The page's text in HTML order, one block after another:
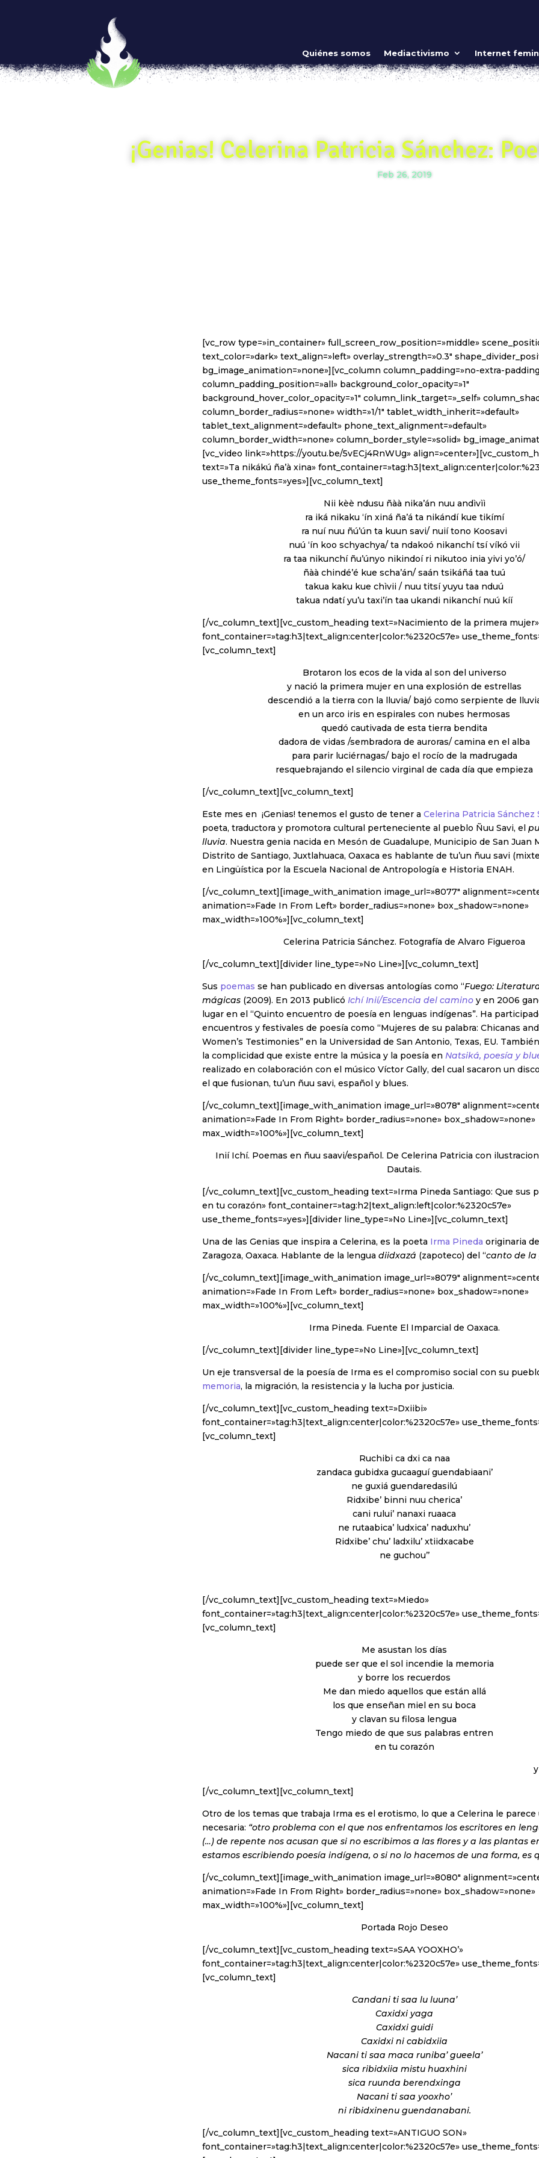
Quiénes somos Mediactivismo Internet
¡Genias! Celerina Patricia Sánchez:
Feb 26, 2019
[vc_row type=»in_container» full_screen_row_position=»middle»
text_color=»dark» text_align=»left» overlay_strength=»0.3″
bg_image_animation=»none»][vc_column column_padding=»no-extra-
column_padding_position=»all» background_color_opacity=»1″
background_hover_color_opacity=»1″ column_link_target=»_self»
column_border_radius=»none» width=»1/1″ tablet_width_inherit=»default»
tablet_text_alignment=»default» phone_text_alignment=»default»
column_border_width=»none» column_border_style=»solid»
[vc_video link=»https://youtu.be/5vECj4RnWUg»
text=»Ta nikákú ña’à xina»
use_theme_fonts=»yes»][vc_column_text]
Nii kèè ndusu ñàà nika’án nuu andìvìì
ra iká nikaku ‘ín xiná ña’á ta nikándí kue tikímí
ra nuí nuu ñú’ún ta kuun savi/ nuií tono Koosavi
nuú ‘ín koo schyachya/ ta ndakoó nikanchí tsí víkó vii
ra taa nikunchí ñu’únyo nikindoí ri nikutoo inia yivi yo’ó/
ñàà chindé’é kue scha’án/ saán tsikáñá taa tuú
takua kaku kue chìvii / nuu titsí yuyu taa nduú
takua ndatí yu’u taxi’ín taa ukandi nikanchí nuú kíí
[/vc_column_text][vc_custom_heading text=»Nacimiento de la primera mujer»
font_container=»tag:h3|text_align:center|color:%2320c57e»
[vc_column_text]
Brotaron los ecos de la vida al son del universo
y nació la primera mujer en una explosión de estrellas
descendió a la tierra con la lluvia/ bajó como serpiente de
en un arco iris en espirales con nubes hermosas
quedó cautivada de esta tierra bendita
dadora de vidas /sembradora de auroras/ camina en el alba
para parir luciérnagas/ bajo el rocío de la madrugada
resquebrajando el silencio virginal de cada día que empieza
[/vc_column_text][vc_column_text]
Este mes en ¡Genias! tenemos el gusto de tener a Celerina Patricia Sánchez
poeta, traductora y promotora cultural perteneciente al pueblo Ñuu Savi, el
lluvia. Nuestra genia nacida en Mesón de Guadalupe, Municipio de San Juan
Distrito de Santiago, Juxtlahuaca, Oaxaca es hablante de tu’un ñuu savi
en Lingüística por la Escuela Nacional de Antropología e Historia ENAH.
[/vc_column_text][image_with_animation image_url=»8077″
animation=»Fade In From Left» border_radius=»none» box_shadow=»none»
max_width=»100%»][vc_column_text]
Celerina Patricia Sánchez. Fotografía de Alvaro Figueroa
[/vc_column_text][divider line_type=»No Line»][vc_column_text]
Sus poemas se han publicado en diversas antologías como “Fuego:
mágicas (2009). En 2013 publicó Ichí Inií/Escencia del camino y en 2006
lugar en el “Quinto encuentro de poesía en lenguas indígenas”. Ha
encuentros y festivales de poesía como “Mujeres de su palabra: Chicanas
Women’s Testimonies” en la Universidad de San Antonio, Texas, EU.
la complicidad que existe entre la música y la poesía en Natsiká, poesía y
realizado en colaboración con el músico Víctor Gally, del cual sacaron un
el que fusionan, tu’un ñuu savi, español y blues.
[/vc_column_text][image_with_animation image_url=»8078″
animation=»Fade In From Right» border_radius=»none» box_shadow=»none»
max_width=»100%»][vc_column_text]
Inií Ichí. Poemas en ñuu saavi/español. De Celerina Patricia con
Dautais.
[/vc_column_text][vc_custom_heading text=»Irma Pineda Santiago: Que sus
en tu corazón» font_container=»tag:h2|text_align:left|color:%2320c57e»
use_theme_fonts=»yes»][divider line_type=»No Line»][vc_column_text]
Una de las Genias que inspira a Celerina, es la poeta Irma Pineda originaria
Zaragoza, Oaxaca. Hablante de la lengua diidxazá (zapoteco) del “canto de la
[/vc_column_text][image_with_animation image_url=»8079″
animation=»Fade In From Left» border_radius=»none» box_shadow=»none»
max_width=»100%»][vc_column_text]
Irma Pineda. Fuente El Imparcial de Oaxaca.
[/vc_column_text][divider line_type=»No Line»][vc_column_text]
Un eje transversal de la poesía de Irma es el compromiso social con su
memoria, la migración, la resistencia y la lucha por justicia.
[/vc_column_text][vc_custom_heading text=»Dxiibi»
font_container=»tag:h3|text_align:center|color:%2320c57e»
[vc_column_text]
Ruchibi ca dxi ca naa
zandaca gubidxa gucaaguí guendabiaani’
ne guxiá guendaredasilú
Ridxibe’ binni nuu cherica’
cani rului’ nanaxi ruaaca
ne rutaabica’ ludxica’ naduxhu’
Ridxibe’ chu’ ladxilu’ xtiidxacabe
ne guchou’’
[/vc_column_text][vc_custom_heading text=»Miedo»
font_container=»tag:h3|text_align:center|color:%2320c57e»
[vc_column_text]
Me asustan los días
puede ser que el sol incendie la memoria
y borre los recuerdos
Me dan miedo aquellos que están allá
los que enseñan miel en su boca
y clavan su filosa lengua
Tengo miedo de que sus palabras entren
en tu corazón
[/vc_column_text][vc_column_text]
Otro de los temas que trabaja Irma es el erotismo, lo que a Celerina le parece
necesaria: “otro problema con el que nos enfrentamos los escritores en
(…) de repente nos acusan que si no escribimos a las flores y a las plantas
estamos escribiendo poesía indígena, o si no lo hacemos de una forma, es
[/vc_column_text][image_with_animation image_url=»8080″
animation=»Fade In From Right» border_radius=»none» box_shadow=»none»
max_width=»100%»][vc_column_text]
Portada Rojo Deseo
[/vc_column_text][vc_custom_heading text=»SAA YOOXHO’»
font_container=»tag:h3|text_align:center|color:%2320c57e»
[vc_column_text]
Candani ti saa lu luuna’
Caxidxi yaga
Caxidxi guidi
Caxidxi ni cabidxiia
Nacani ti saa maca runiba’ gueela’
sica ribidxiia mistu huaxhini
sica ruunda berendxinga
Nacani ti saa yooxho’
ni ribidxinenu guendanabani.
[/vc_column_text][vc_custom_heading text=»ANTIGUO SON»
font_container=»tag:h3|text_align:center|color:%2320c57e»